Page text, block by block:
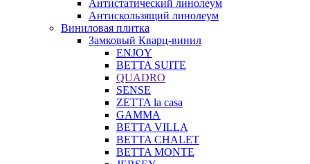
Антистатический линолеум
Антискользящий линолеум
Виниловая плитка
Замковый Кварц-винил
ENJOY
BETTA SUITE
QUADRO
SENSE
ZETTA la casa
GAMMA
BETTA VILLA
BETTA CHALET
BETTA MONTE